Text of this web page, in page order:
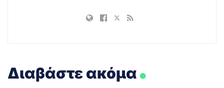
Διαβάστε ακόμα.